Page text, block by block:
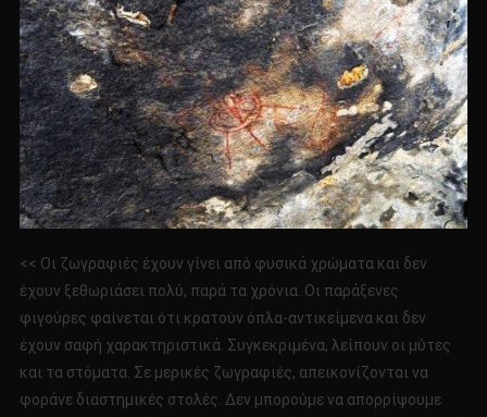
<< Οι ζωγραφιές έχουν γίνει από φυσικά χρώματα και δεν
έχουν ξεθωριάσει πολύ, παρά τα χρόνια. Οι παράξενες
φιγούρες φαίνεται ότι κρατούν όπλα-αντικείμενα και δεν
έχουν σαφή χαρακτηριστικά. Συγκεκριμένα, λείπουν οι μύτες
και τα στόματα. Σε μερικές ζωγραφιές, απεικονίζονται να
φοράνε διαστημικές στολές. Δεν μπορούμε να απορρίψουμε